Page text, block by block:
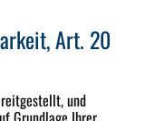
Art. 20
und